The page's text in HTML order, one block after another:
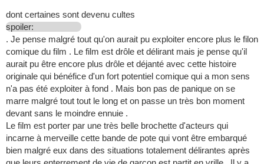
dont certaines sont devenu cultes
spoiler:
. Je pense malgré tout qu'on aurait pu exploiter encore plus le filon
comique du film . Le film est drôle et délirant mais je pense qu'il
aurait pu être encore plus drôle et déjanté avec cette histoire
originale qui bénéfice d'un fort potentiel comique qui a mon sens
n'a pas été exploiter à fond . Mais bon pas de panique on se
marre malgré tout tout le long et on passe un très bon moment
devant sans le moindre ennuie .
Le film est porter par une très belle brochette d'acteurs qui
incarne à merveille cette bande de pote qui vont être embarqué
bien malgré eux dans des situations totalement délirantes après